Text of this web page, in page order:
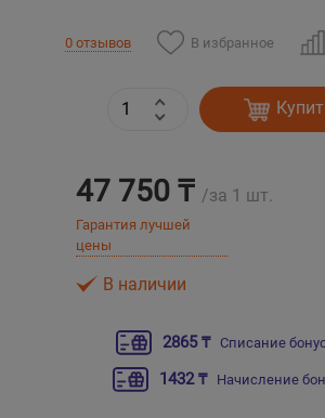
0 отзывов В избранное
47 750 ₸ /за 1 шт.
Гарантия лучшей
цены
В наличии
2865 ₸ Списание
1432 ₸ Начисление
Шымкент
Экибастуз